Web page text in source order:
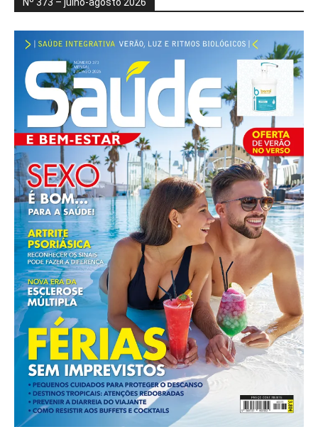
Nº 373 – julho-agosto 2026